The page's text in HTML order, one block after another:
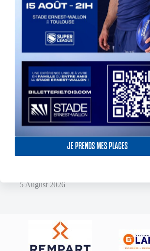
JE PRENDS MES PLACES
5 August 2026